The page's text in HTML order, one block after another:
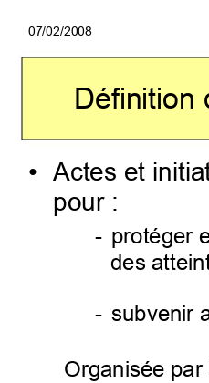
07/
Définition
• Actes et
pour :
- protéger
des
- subvenir
Organisée par